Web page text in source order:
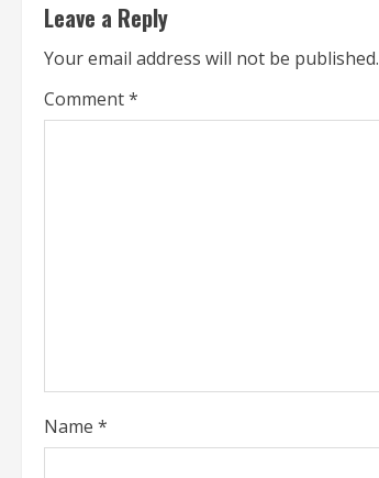
i
n
u
i
n
Leave a Reply
Your email address will not be published.
Comment*
Name *